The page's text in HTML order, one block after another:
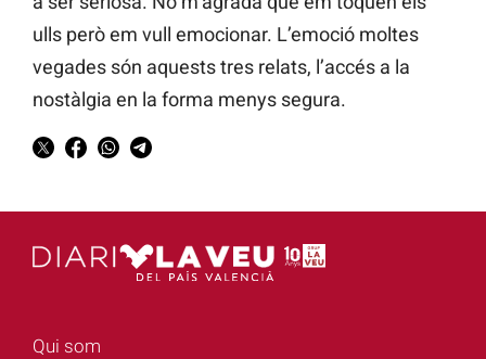
ulls però em vull emocionar. L’emoció moltes
vegades són aquests tres relats, l’accés a la
nostàlgia en la forma menys segura.
Qui som